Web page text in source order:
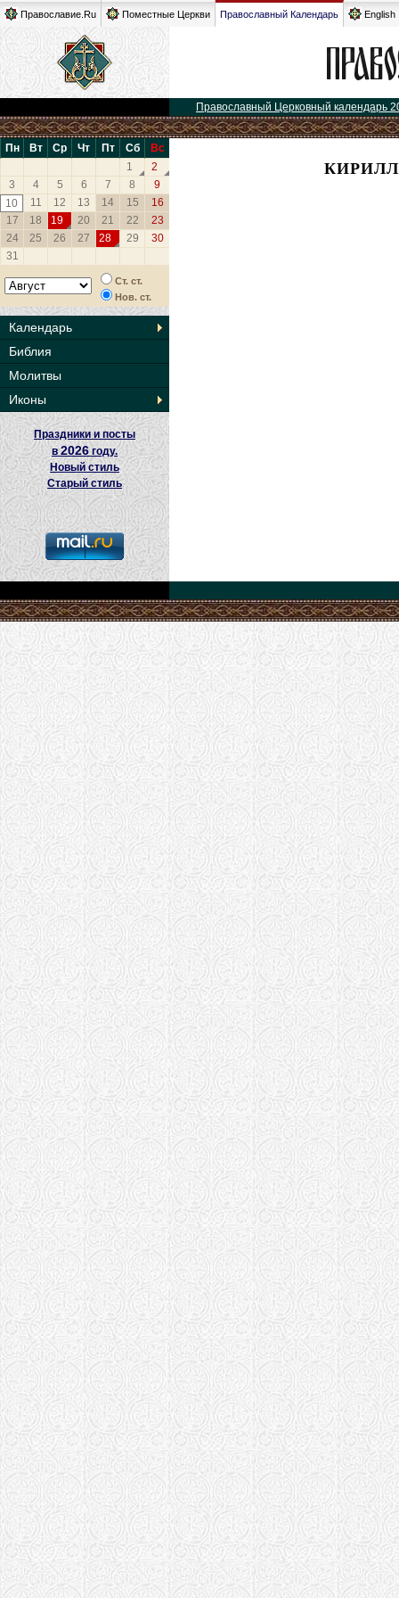
Православие.Ru Поместные Церкви Православный Календарь English
Православный Церковный календарь
Пн Вт Ср Чт Пт Сб
Вс
1
2
3
4 5 6 7 8
9
10
11 12 13 14 15
16
17
18 19 20 21 22
23
24
25 26 27 28 29
30
31
Ст. ст.
Нов. ст.
Календарь
Библия
Молитвы
Иконы
Праздники и посты
в2026 году.
Новый стиль
Старый стиль